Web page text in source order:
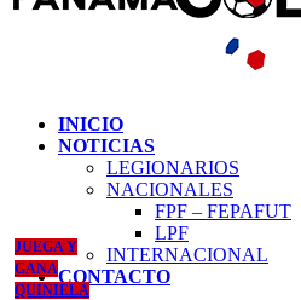
INICIO
NOTICIAS
LEGIONARIOS
NACIONALES
FPF – FEPAFUT
LPF
INTERNACIONAL
CONTACTO
JUEGA Y
GANA
QUINIELA